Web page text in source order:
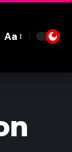
Font
Aa